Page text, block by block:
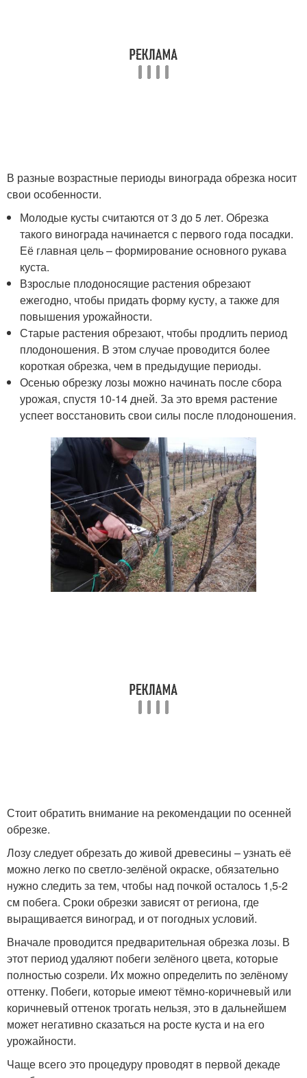
В разные возрастные периоды винограда обрезка носит
свои особенности.
Молодые кусты считаются от 3 до 5 лет. Обрезка
такого винограда начинается с первого года посадки.
Её главная цель – формирование основного рукава
куста.
Взрослые плодоносящие растения обрезают
ежегодно, чтобы придать форму кусту, а также для
повышения урожайности.
Старые растения обрезают, чтобы продлить период
плодоношения. В этом случае проводится более
короткая обрезка, чем в предыдущие периоды.
Осенью обрезку лозы можно начинать после сбора
урожая, спустя 10-14 дней. За это время растение
успеет восстановить свои силы после плодоношения.
Стоит обратить внимание на рекомендации по осенней
обрезке.
Лозу следует обрезать до живой древесины – узнать её
можно легко по светло-зелёной окраске, обязательно
нужно следить за тем, чтобы над почкой осталось 1,5-2
см побега. Сроки обрезки зависят от региона, где
выращивается виноград, и от погодных условий.
Вначале проводится предварительная обрезка лозы. В
этот период удаляют побеги зелёного цвета, которые
полностью созрели. Их можно определить по зелёному
оттенку. Побеги, которые имеют тёмно-коричневый или
коричневый оттенок трогать нельзя, это в дальнейшем
может негативно сказаться на росте куста и на его
урожайности.
Чаще всего это процедуру проводят в первой декаде